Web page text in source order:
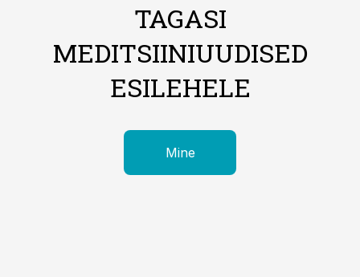
TAGASI
MEDITSIINIUUDISED
ESILEHELE
Mine